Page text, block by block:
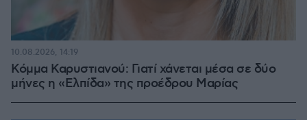
Κόμμα Καρυστιανού: Γιατί χάνεται μέσα σε δύο
μήνες η «Ελπίδα» της προέδρου Μαρίας
10.08.2026, 14:19